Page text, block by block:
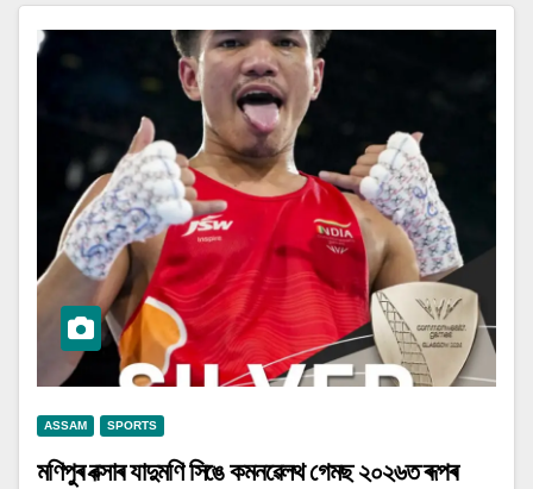
ASSAM SPORTS
মণিপুৰ বক্সাৰ যাদুমণি সিঙে কমনৱেলথ গেমছ ২০২৬ত ৰূপৰ